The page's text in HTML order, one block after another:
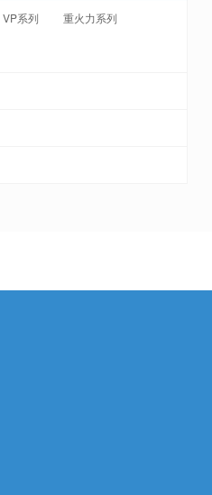
VP系列 重火力系列